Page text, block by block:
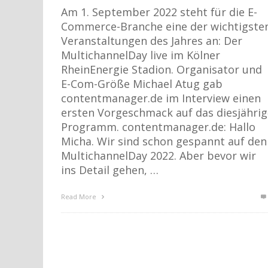
Am 1. September 2022 steht für die E-
Commerce-Branche eine der
Veranstaltungen des Jahres an: Der
MultichannelDay live im Kölner
RheinEnergie Stadion. Organisator und
E-Com-Größe Michael Atug gab
contentmanager.de im Interview einen
ersten Vorgeschmack auf das
Programm. contentmanager.de: Hallo
Micha. Wir sind schon gespannt auf den
MultichannelDay 2022. Aber bevor wir
ins Detail gehen, …
Read More